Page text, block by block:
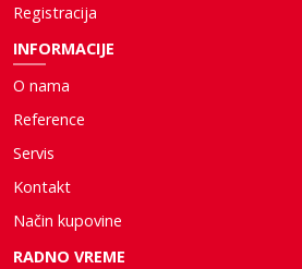
Registracija
INFORMACIJE
O nama
Reference
Servis
Kontakt
Način kupovine
RADNO VREME